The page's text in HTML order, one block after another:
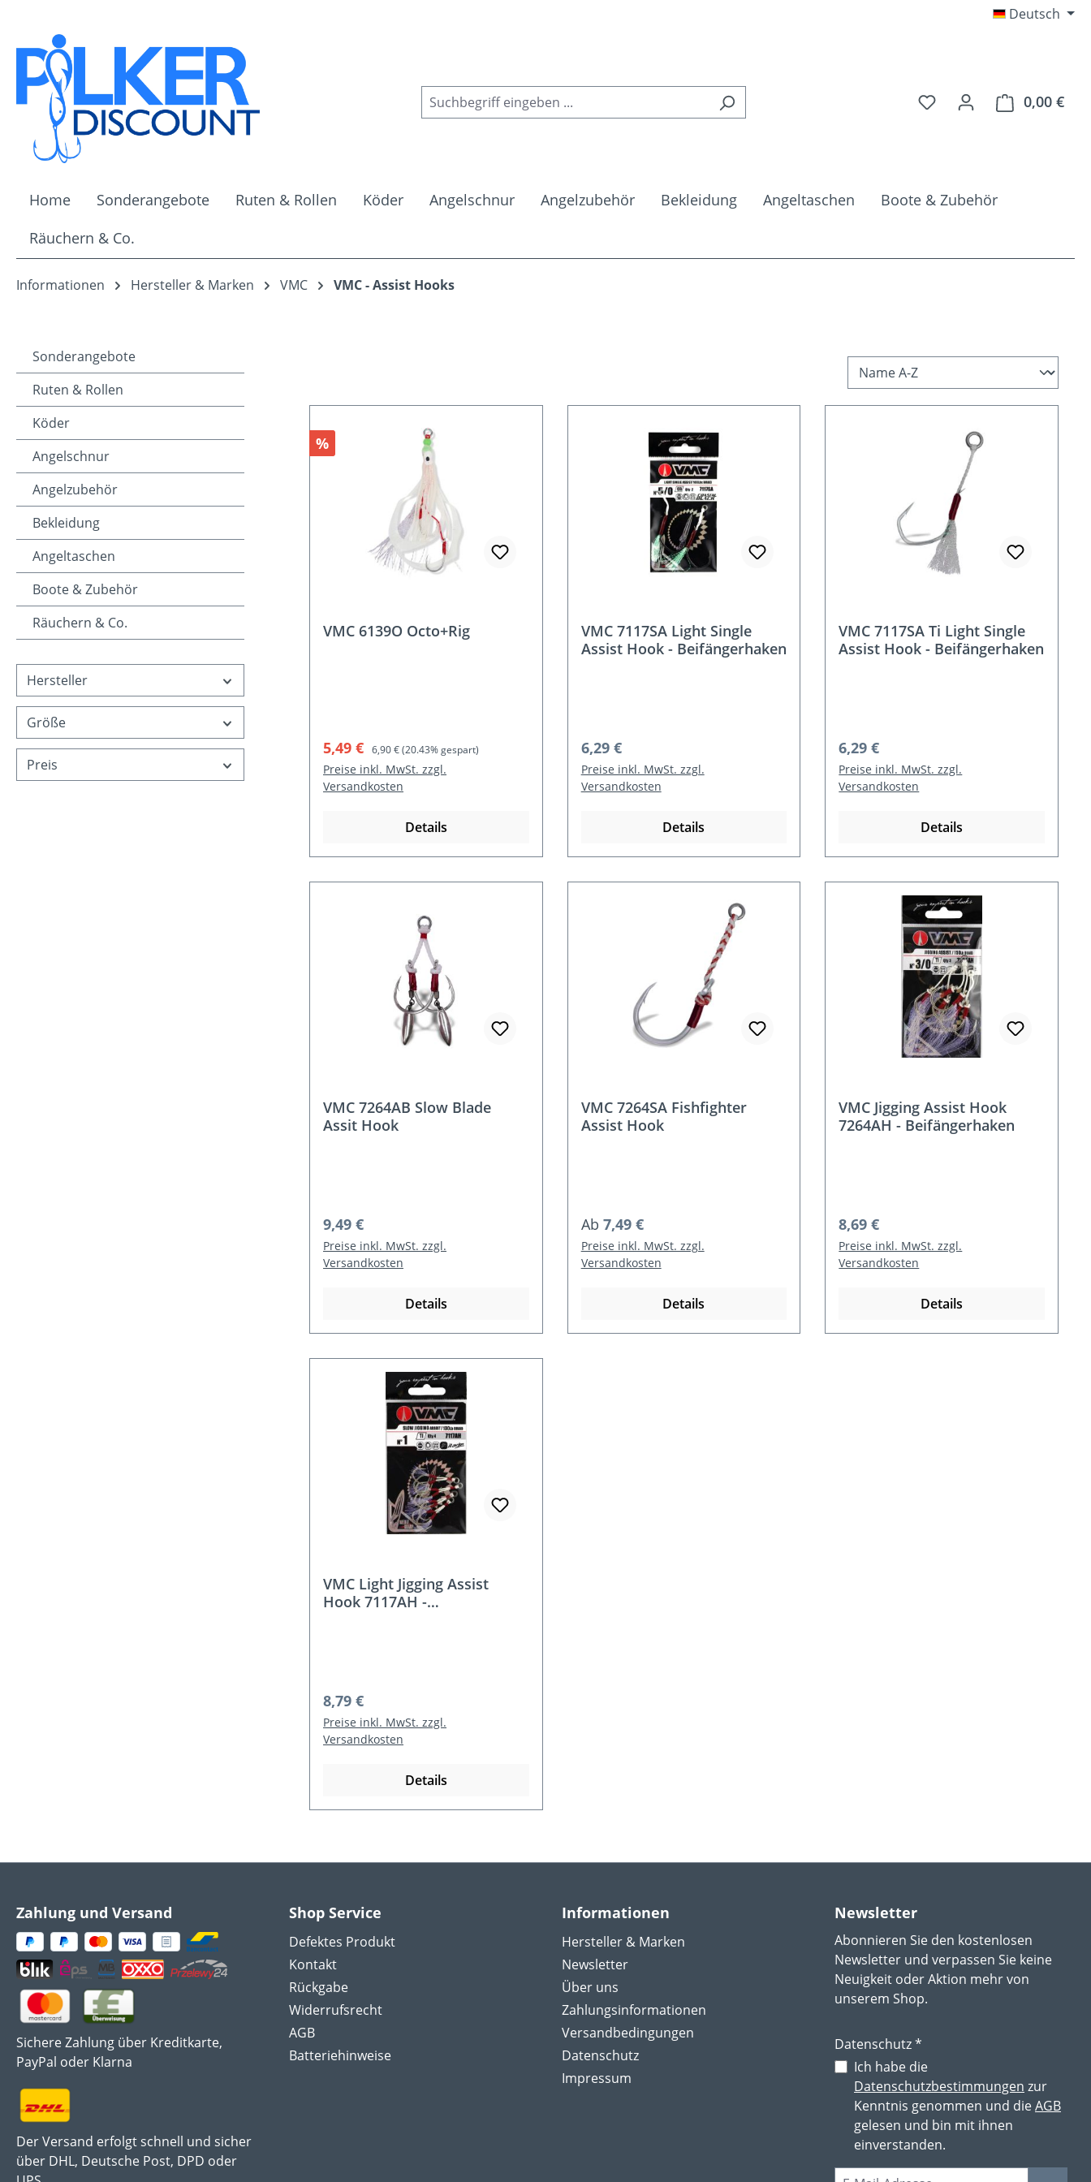
Deutsch
Du hast 0 Produkte auf
0,00 €
Home Sonderangebote Ruten & Rollen Köder Angelschnur Angelzubehör Bekleidung Angeltaschen
Boote & Zubehör
Räuchern & Co.
Informationen Hersteller & Marken VMC VMC - Assist Hooks
Sonderangebote
Ruten & Rollen
Köder
Angelschnur
Angelzubehör
Bekleidung
Angeltaschen
Boote & Zubehör
Räuchern & Co.
Hersteller
Größe
Preis
Rabatt
%
VMC 6139O Octo+Rig
Verkaufspreis:
5,49 € Regulärer Preis:
6,90 €(20.43% gespart)
Preise inkl. MwSt. zzgl.
Versandkosten
Details
VMC 7117SA Light Single
Assist Hook - Beifängerhaken
Regulärer Preis:
6,29 €
Preise inkl. MwSt. zzgl.
Versandkosten
Details
VMC 7117SA Ti Light Single
Assist Hook - Beifängerhaken
Regulärer Preis:
6,29 €
Preise inkl. MwSt. zzgl.
Versandkosten
Details
VMC 7264AB Slow Blade
Assit Hook
Regulärer Preis:
9,49 €
Preise inkl. MwSt. zzgl.
Versandkosten
Details
VMC 7264SA Fishfighter
Assist Hook
Regulärer Preis:
Ab 7,49 €
Preise inkl. MwSt. zzgl.
Versandkosten
Details
VMC Jigging Assist Hook
7264AH - Beifängerhaken
Regulärer Preis:
8,69 €
Preise inkl. MwSt. zzgl.
Versandkosten
Details
VMC Light Jigging Assist
Hook 7117AH -
Regulärer Preis:
8,79 €
Preise inkl. MwSt. zzgl.
Versandkosten
Details
Zahlung und Versand
Sichere Zahlung über Kreditkarte,
PayPal oder Klarna
Der Versand erfolgt schnell und sicher
über DHL, Deutsche Post, DPD oder
Shop Service
Defektes Produkt
Kontakt
Rückgabe
Widerrufsrecht
AGB
Batteriehinweise
Informationen
Hersteller & Marken
Newsletter
Über uns
Zahlungsinformationen
Versandbedingungen
Datenschutz
Impressum
Newsletter
Abonnieren Sie den kostenlosen
Newsletter und verpassen Sie keine
Neuigkeit oder Aktion mehr von
unserem Shop.
Datenschutz *
Ich habe die
Datenschutzbestimmungen zur
Kenntnis genommen und dieAGB
gelesen und bin mit ihnen
einverstanden.